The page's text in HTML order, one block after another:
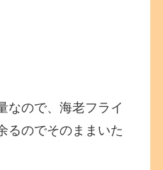
なので、海老フライ
るのでそのままいた